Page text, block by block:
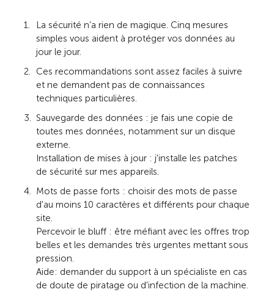
La sécurité n’a rien de magique. Cinq mesures
simples vous aident à protéger vos données au
jour le jour.
Ces recommandations sont assez faciles à suivre
et ne demandent pas de connaissances
techniques particulières.
Sauvegarde des données : je fais une copie de
toutes mes données, notamment sur un disque
externe.
Installation de mises à jour : j'installe les patches
de sécurité sur mes appareils.
Mots de passe forts : choisir des mots de passe
d'au moins 10 caractères et différents pour chaque
site.
Percevoir le bluff : être méfiant avec les offres trop
belles et les demandes très urgentes mettant sous
pression.
Aide: demander du support à un spécialiste en cas
de doute de piratage ou d'infection de la machine.